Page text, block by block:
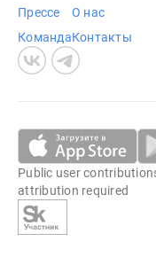
Прессе
Команда
О нас
Контакты
Public user
attribution required